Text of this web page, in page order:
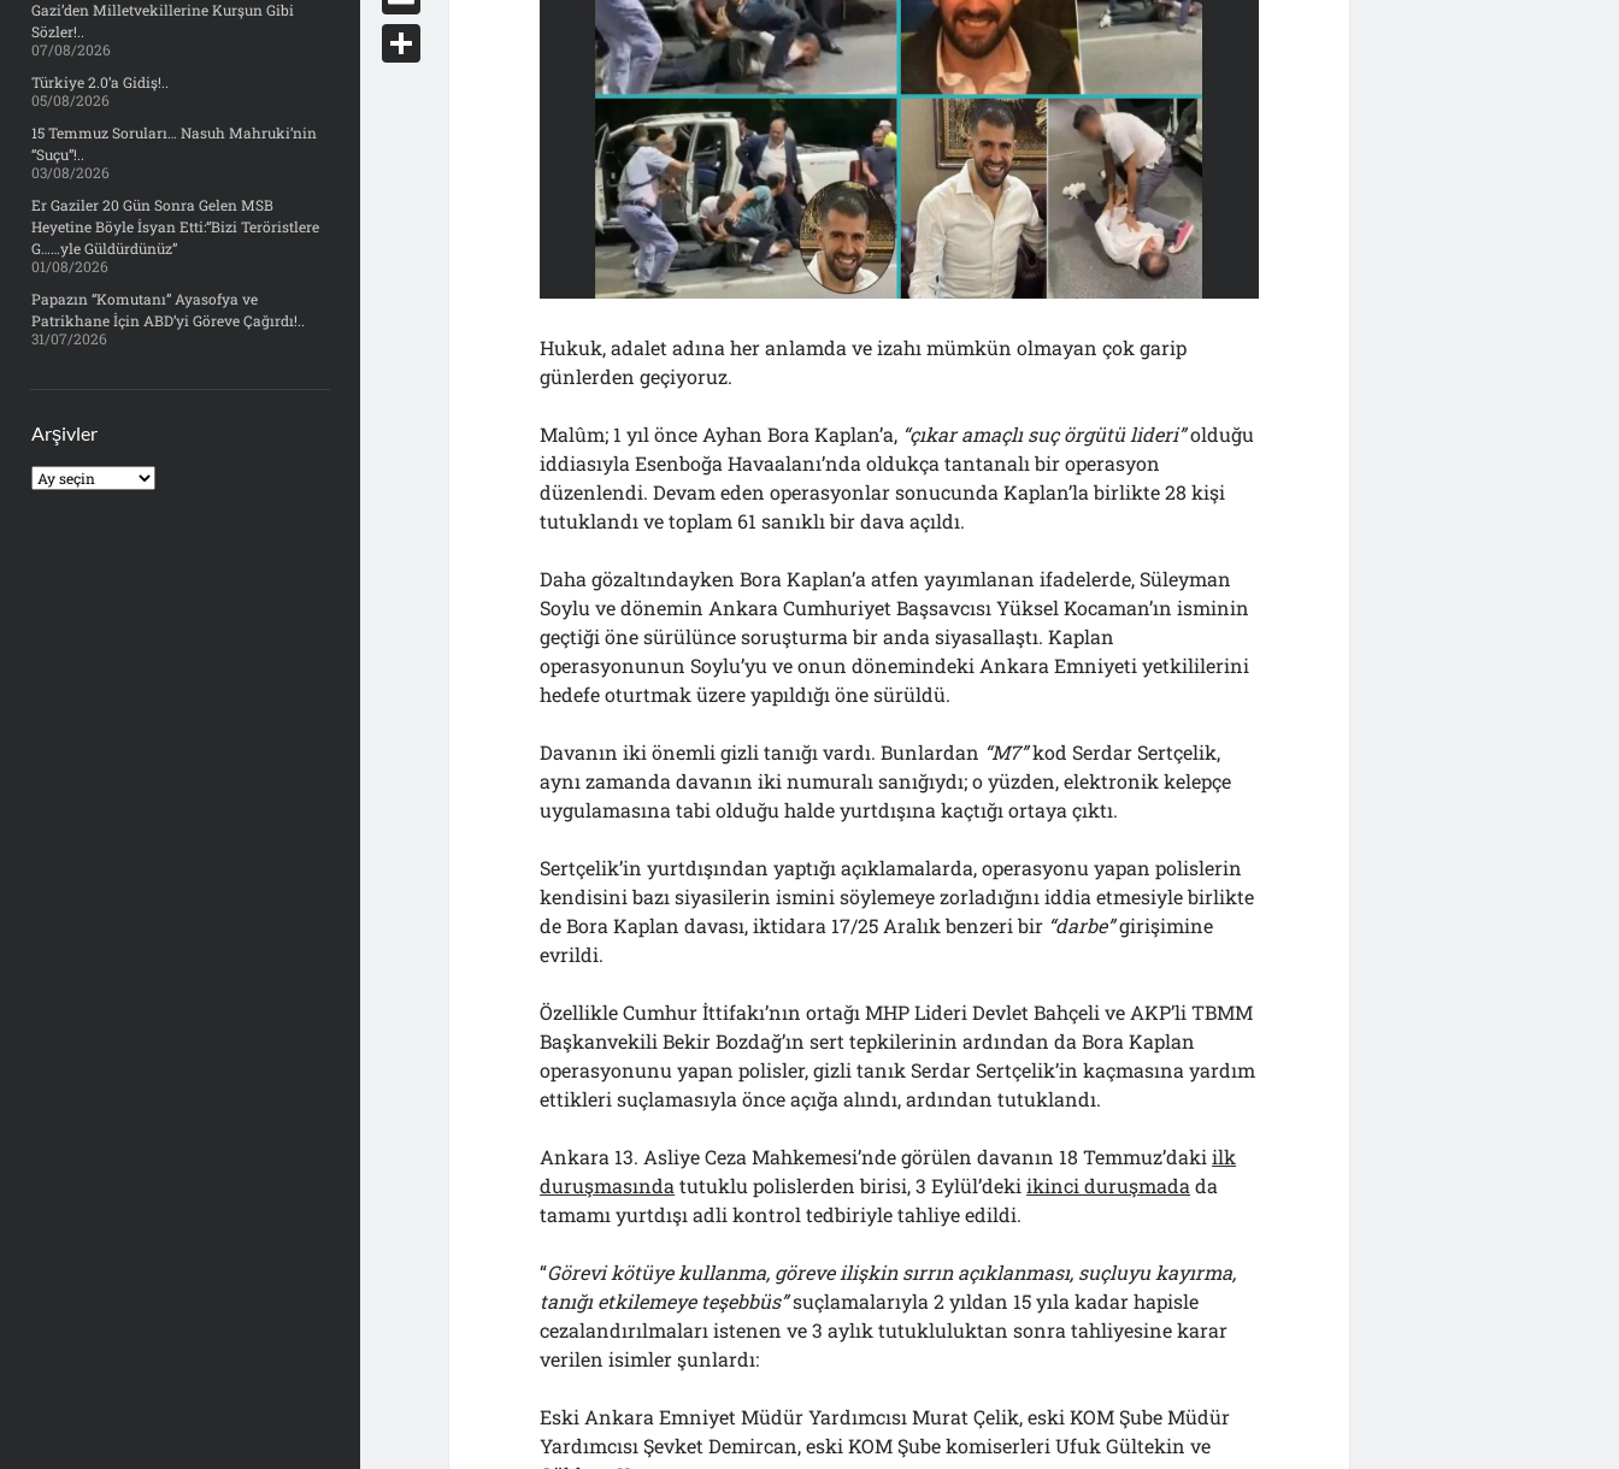
Gazi’den Milletvekillerine Kurşun Gibi
Sözler!..
07/08/2026
Türkiye 2.0’a Gidiş!..
05/08/2026
15 Temmuz Soruları… Nasuh Mahruki’nin
“Suçu”!..
03/08/2026
Er Gaziler 20 Gün Sonra Gelen MSB
Heyetine Böyle İsyan Etti:“Bizi Teröristlere
G……yle Güldürdünüz”
01/08/2026
Papazın “Komutanı” Ayasofya ve
Patrikhane İçin ABD’yi Göreve Çağırdı!..
31/07/2026
Arşivler
Arşivler
Hukuk, adalet adına her anlamda ve izahı mümkün olmayan çok garip
günlerden geçiyoruz.
Malûm; 1 yıl önce Ayhan Bora Kaplan’a, “çıkar amaçlı suç örgütü lideri”olduğu
iddiasıyla Esenboğa Havaalanı’nda oldukça tantanalı bir operasyon
düzenlendi. Devam eden operasyonlar sonucunda Kaplan’la birlikte 28 kişi
tutuklandı ve toplam 61 sanıklı bir dava açıldı.
Daha gözaltındayken Bora Kaplan’a atfen yayımlanan ifadelerde, Süleyman
Soylu ve dönemin Ankara Cumhuriyet Başsavcısı Yüksel Kocaman’ın isminin
geçtiği öne sürülünce soruşturma bir anda siyasallaştı. Kaplan
operasyonunun Soylu’yu ve onun dönemindeki Ankara Emniyeti yetkililerini
hedefe oturtmak üzere yapıldığı öne sürüldü.
Davanın iki önemli gizli tanığı vardı. Bunlardan “M7”kod Serdar Sertçelik,
aynı zamanda davanın iki numuralı sanığıydı; o yüzden, elektronik kelepçe
uygulamasına tabi olduğu halde yurtdışına kaçtığı ortaya çıktı.
Sertçelik’in yurtdışından yaptığı açıklamalarda, operasyonu yapan polislerin
kendisini bazı siyasilerin ismini söylemeye zorladığını iddia etmesiyle birlikte
de Bora Kaplan davası, iktidara 17/25 Aralık benzeri bir “darbe”girişimine
evrildi.
Özellikle Cumhur İttifakı’nın ortağı MHP Lideri Devlet Bahçeli ve AKP’li TBMM
Başkanvekili Bekir Bozdağ’ın sert tepkilerinin ardından da Bora Kaplan
operasyonunu yapan polisler, gizli tanık Serdar Sertçelik’in kaçmasına yardım
ettikleri suçlamasıyla önce açığa alındı, ardından tutuklandı.
Ankara 13. Asliye Ceza Mahkemesi’nde görülen davanın 18 Temmuz’dakiilk
duruşmasında tutuklu polislerden birisi, 3 Eylül’dekiikinci duruşmada da
tamamı yurtdışı adli kontrol tedbiriyle tahliye edildi.
“Görevi kötüye kullanma, göreve ilişkin sırrın açıklanması, suçluyu kayırma,
tanığı etkilemeye teşebbüs”suçlamalarıyla 2 yıldan 15 yıla kadar hapisle
cezalandırılmaları istenen ve 3 aylık tutukluluktan sonra tahliyesine karar
verilen isimler şunlardı:
Eski Ankara Emniyet Müdür Yardımcısı Murat Çelik, eski KOM Şube Müdür
Yardımcısı Şevket Demircan, eski KOM Şube komiserleri Ufuk Gültekin ve
y
db
d
d
o
c
E